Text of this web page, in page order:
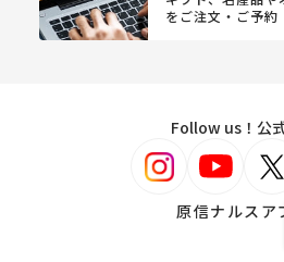
をご注文・ご予約
Follow us！公
原信ナルスア